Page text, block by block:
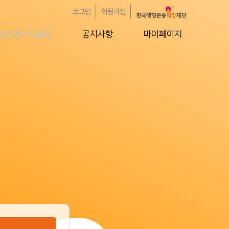
로그인 회원가입
중클리닝활동 공지사항 마이페이지